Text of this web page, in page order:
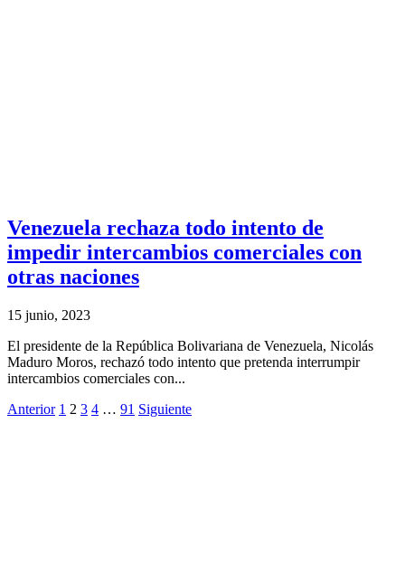
Venezuela rechaza todo intento de
impedir intercambios comerciales con
otras naciones
15 junio, 2023
El presidente de la República Bolivariana de Venezuela, Nicolás
Maduro Moros, rechazó todo intento que pretenda interrumpir
intercambios comerciales con...
Anterior 1 2 3 4 … 91 Siguiente